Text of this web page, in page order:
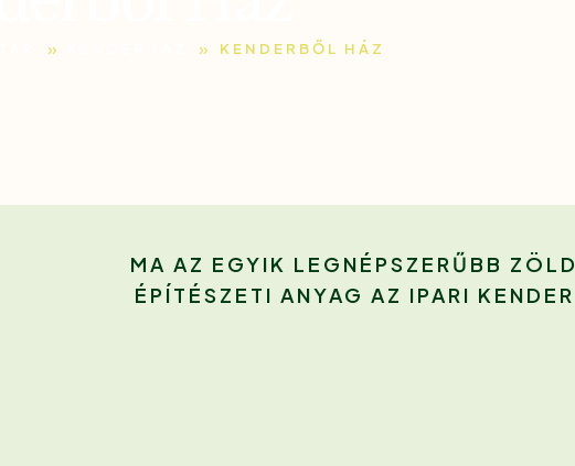
» » KENDERBŐL HÁZ
MA AZ EGYIK LEGNÉPSZERŰBB ZÖLD
ÉPÍTÉSZETI ANYAG AZ IPARI KENDER